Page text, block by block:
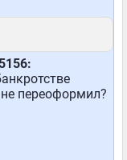
переоформил?